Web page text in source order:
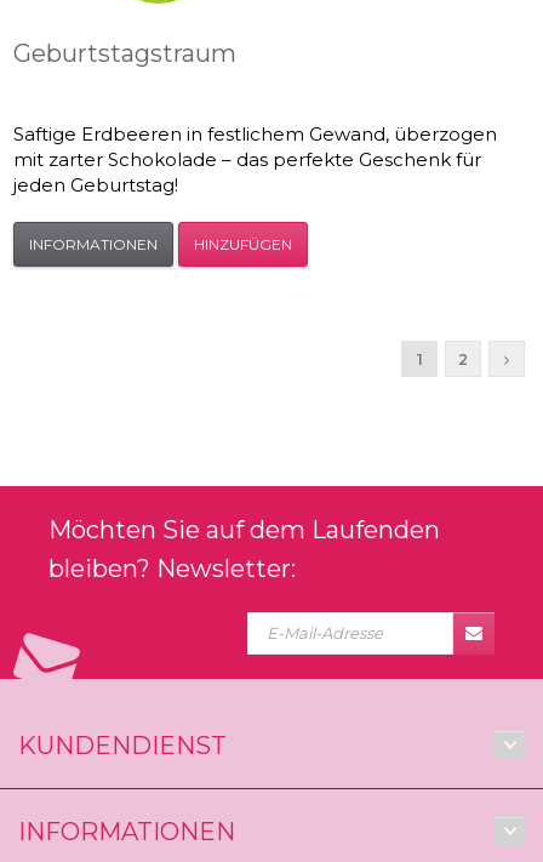
Geburtstagstraum
Saftige Erdbeeren in festlichem Gewand, überzogen
mit zarter Schokolade – das perfekte Geschenk für
jeden Geburtstag!
INFORMATIONEN HINZUFÜGEN
1 2
Möchten Sie auf dem Laufenden
bleiben? Newsletter:
KUNDENDIENST
INFORMATIONEN